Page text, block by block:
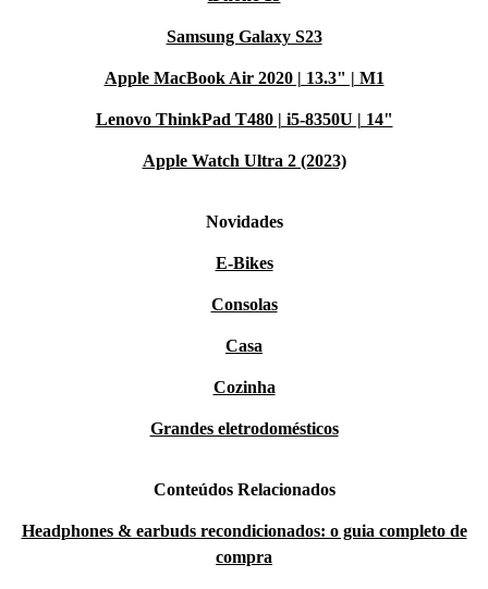
Samsung Galaxy S23
Apple MacBook Air 2020 | 13.3" | M1
Lenovo ThinkPad T480 | i5-8350U | 14"
Apple Watch Ultra 2 (2023)
Novidades
E-Bikes
Consolas
Casa
Cozinha
Grandes eletrodomésticos
Conteúdos Relacionados
Headphones & earbuds recondicionados: o guia completo de
compra